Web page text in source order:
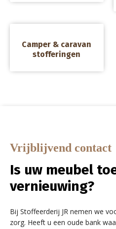
Camper & caravan
stofferingen
Vrijblijvend contact
Is uw meubel
vernieuwing?
Bij Stoffeerderij JR nemen we
zorg. Heeft u een oude bank